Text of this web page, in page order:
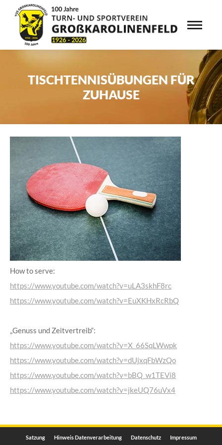
TISCHTENNISÜBUNGEN FÜR
ZUHAUSE
How to serve:
https://www.youtube.com/watch?v=uLA3skhF8rc
https://www.youtube.com/watch?v=EuXKHxRcRbQ
„Genuss und Zeitvertreib“:
https://www.youtube.com/watch?v=X_66SqLWwpk
https://www.youtube.com/watch?v=dUjxqFbWzQo
https://www.youtube.com/watch?v=bBQ_w1TEVi8
https://www.youtube.com/watch?v=jkeUQ76uVx4
Satzung Hinweis Datenverarbeitung Datenschutz Impressum